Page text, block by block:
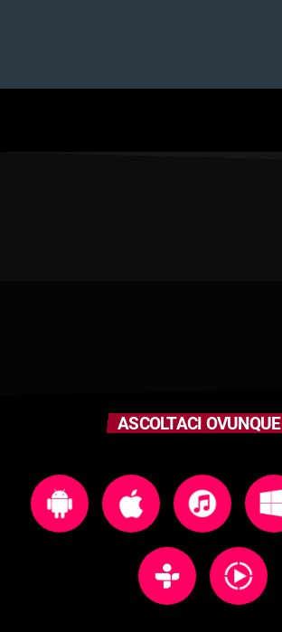
ASCOLTACI OVUNQUE